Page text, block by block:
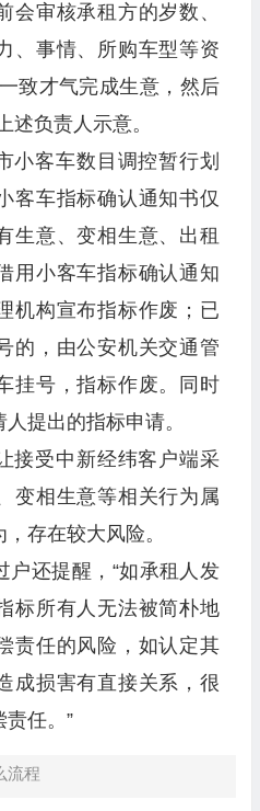
会审核承租方的岁数、
、事情、所购车型等资
致才气完成生意，然后
述负责人示意。
客车数目调控暂行划
客车指标确认通知书仅
生意、变相生意、出租
用小客车指标确认通知
机构宣布指标作废；已
的，由公安机关交通管
挂号，指标作废。同时
提出的指标申请。
接受中新经纬客户端采
变相生意等相关行为属
存在较大风险。
还提醒，“如承租人发
标所有人无法被简朴地
责任的风险，如认定其
成损害有直接关系，很
任。”
流程